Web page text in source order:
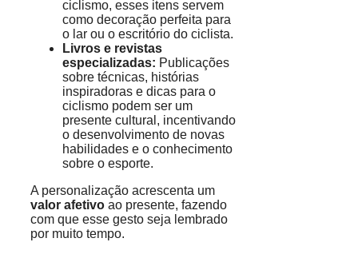
ciclismo, esses itens servem
como decoração perfeita para
o lar ou o escritório do ciclista.
Livros e revistas
especializadas: Publicações
sobre técnicas, histórias
inspiradoras e dicas para o
ciclismo podem ser um
presente cultural, incentivando
o desenvolvimento de novas
habilidades e o conhecimento
sobre o esporte.
A personalização acrescenta um
valor afetivo ao presente, fazendo
com que esse gesto seja lembrado
por muito tempo.